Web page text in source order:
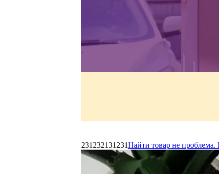
231232131231Найти товар не проблема.